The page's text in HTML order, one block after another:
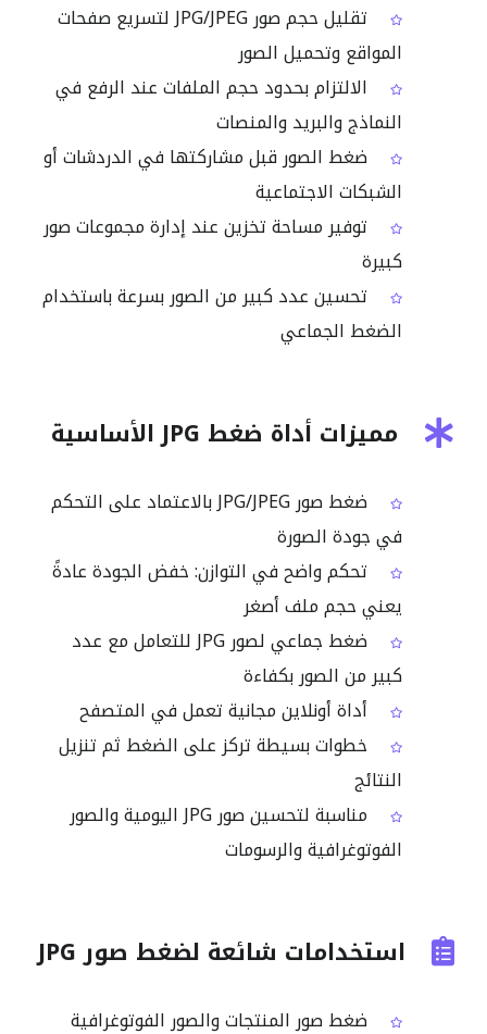
تقليل حجم صور JPG/JPEG لتسريع صفحات
المواقع وتحميل الصور
الالتزام بحدود حجم الملفات عند الرفع في
النماذج والبريد والمنصات
ضغط الصور قبل مشاركتها في الدردشات أو
الشبكات الاجتماعية
توفير مساحة تخزين عند إدارة مجموعات صور
كبيرة
تحسين عدد كبير من الصور بسرعة باستخدام
الضغط الجماعي
مميزات أداة ضغط JPG الأساسية
ضغط صور JPG/JPEG بالاعتماد على التحكم
في جودة الصورة
تحكم واضح في التوازن: خفض الجودة عادةً
يعني حجم ملف أصغر
ضغط جماعي لصور JPG للتعامل مع عدد
كبير من الصور بكفاءة
أداة أونلاين مجانية تعمل في المتصفح
خطوات بسيطة تركز على الضغط ثم تنزيل
النتائج
مناسبة لتحسين صور JPG اليومية والصور
الفوتوغرافية والرسومات
استخدامات شائعة لضغط صور JPG
ضغط صور المنتجات والصور الفوتوغرافية